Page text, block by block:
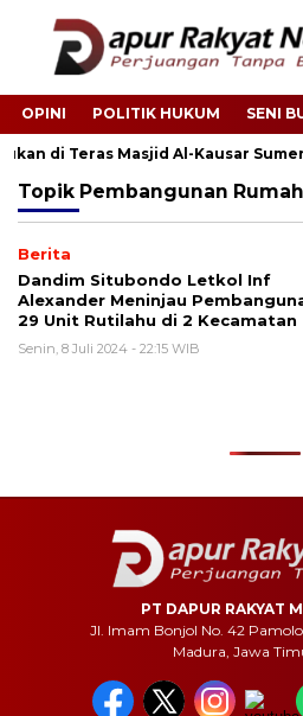
OPINI POLITIK HUKUM SENI
di Teras Masjid Al-Kausar
Topik Pembangunan
Berita
Dandim Situbondo Letkol Inf
Alexander Meninjau
29 Unit Rutilahu di 2 Kecamatan
Senin, 8 Juli 2024 - 22:15 WIB
PT DAPUR RAKYAT
Jl. Imam Bonjol No. 42
Madura, Jawa